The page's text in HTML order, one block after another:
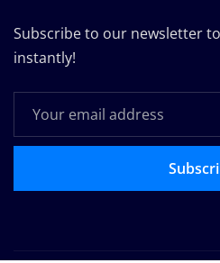
Subscribe to our newsletter
instantly!